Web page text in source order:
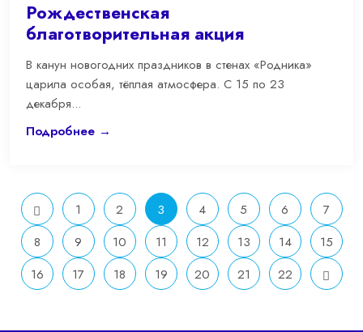
Рождественская
благотворительная акция
В канун новогодних праздников в стенах «Родника»
царила особая, тёплая атмосфера. С 15 по 23
декабря...
Подробнее →
1 2 3 4 5 6
7
8
9 10 11 12 13 14
15
16
17 18 19 20 21 22